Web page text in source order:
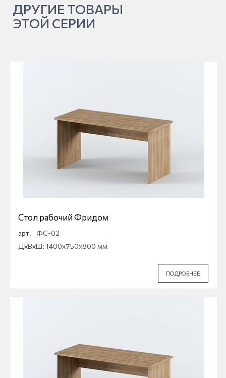
ДРУГИЕ ТОВАРЫ
ЭТОЙ СЕРИИ
Стол рабочий Фридом
арт.
ФС-02
ДхВхШ: 1400x750x800 мм
ПОДРОБНЕЕ